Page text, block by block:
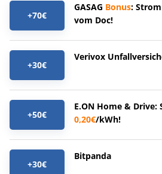
+70€
GASAG Bonus:
vom Doc!
+30€
Verivox
+50€
E.ON Home & Drive:
0,20€/kWh!
+30€
Bitpanda